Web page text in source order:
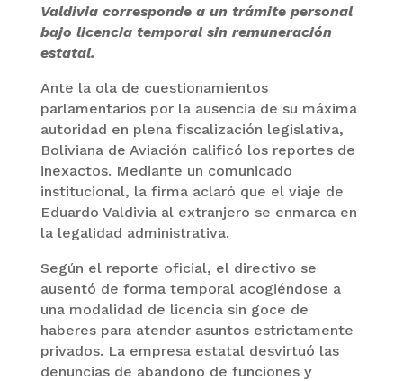
Valdivia corresponde a un trámite personal
bajo licencia temporal sin remuneración
estatal.
Ante la ola de cuestionamientos
parlamentarios por la ausencia de su máxima
autoridad en plena fiscalización legislativa,
Boliviana de Aviación calificó los reportes de
inexactos. Mediante un comunicado
institucional, la firma aclaró que el viaje de
Eduardo Valdivia al extranjero se enmarca en
la legalidad administrativa.
Según el reporte oficial, el directivo se
ausentó de forma temporal acogiéndose a
una modalidad de licencia sin goce de
haberes para atender asuntos estrictamente
privados. La empresa estatal desvirtuó las
denuncias de abandono de funciones y